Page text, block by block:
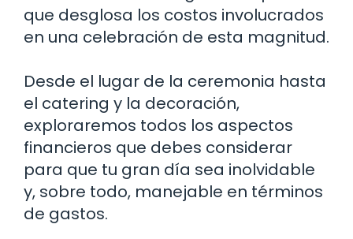
que desglosa los costos involucrados
en una celebración de esta magnitud.
Desde el lugar de la ceremonia hasta
el catering y la decoración,
exploraremos todos los aspectos
financieros que debes considerar
para que tu gran día sea inolvidable
y, sobre todo, manejable en términos
de gastos.